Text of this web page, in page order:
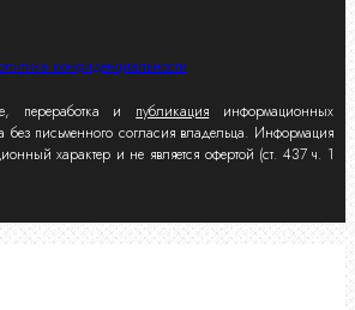
конфиденциальности
переработка и публикация информационных
без письменного согласия владельца. Информация
характер и не является офертой (ст. 437 ч. 1